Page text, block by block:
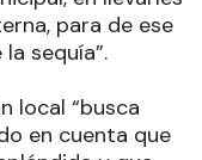
para de ese
sequía”.
local “busca
en cuenta que